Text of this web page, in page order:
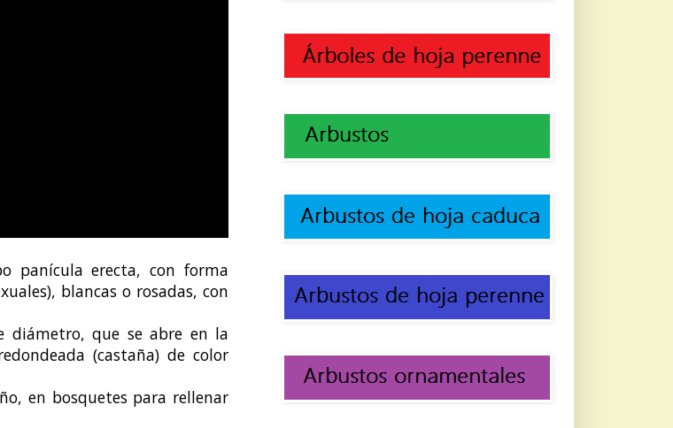
panícula erecta, con forma
blancas o rosadas, con
diámetro, que se abre en la
(castaña) de color
en bosquetes para rellenar